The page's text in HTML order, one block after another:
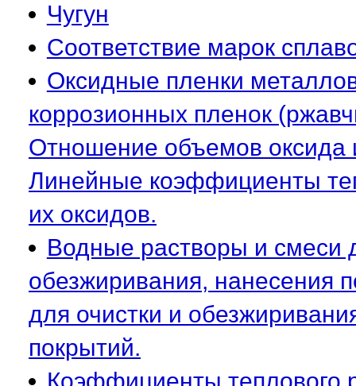
Чугун
Соответствие марок
Оксидные пленки
коррозионных пленок
Отношение объемов оксида
Линейные коэффициенты
их оксидов.
Водные растворы и смеси
обезжиривания, нанесения
для очистки и
покрытий.